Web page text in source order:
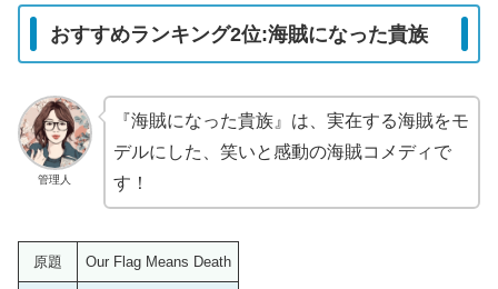
おすすめランキング2位:海賊になった貴族
管理人
『海賊になった貴族』は、実在する海賊をモ
デルにした、笑いと感動の海賊コメディで
す！
原題 Our Flag Means Death